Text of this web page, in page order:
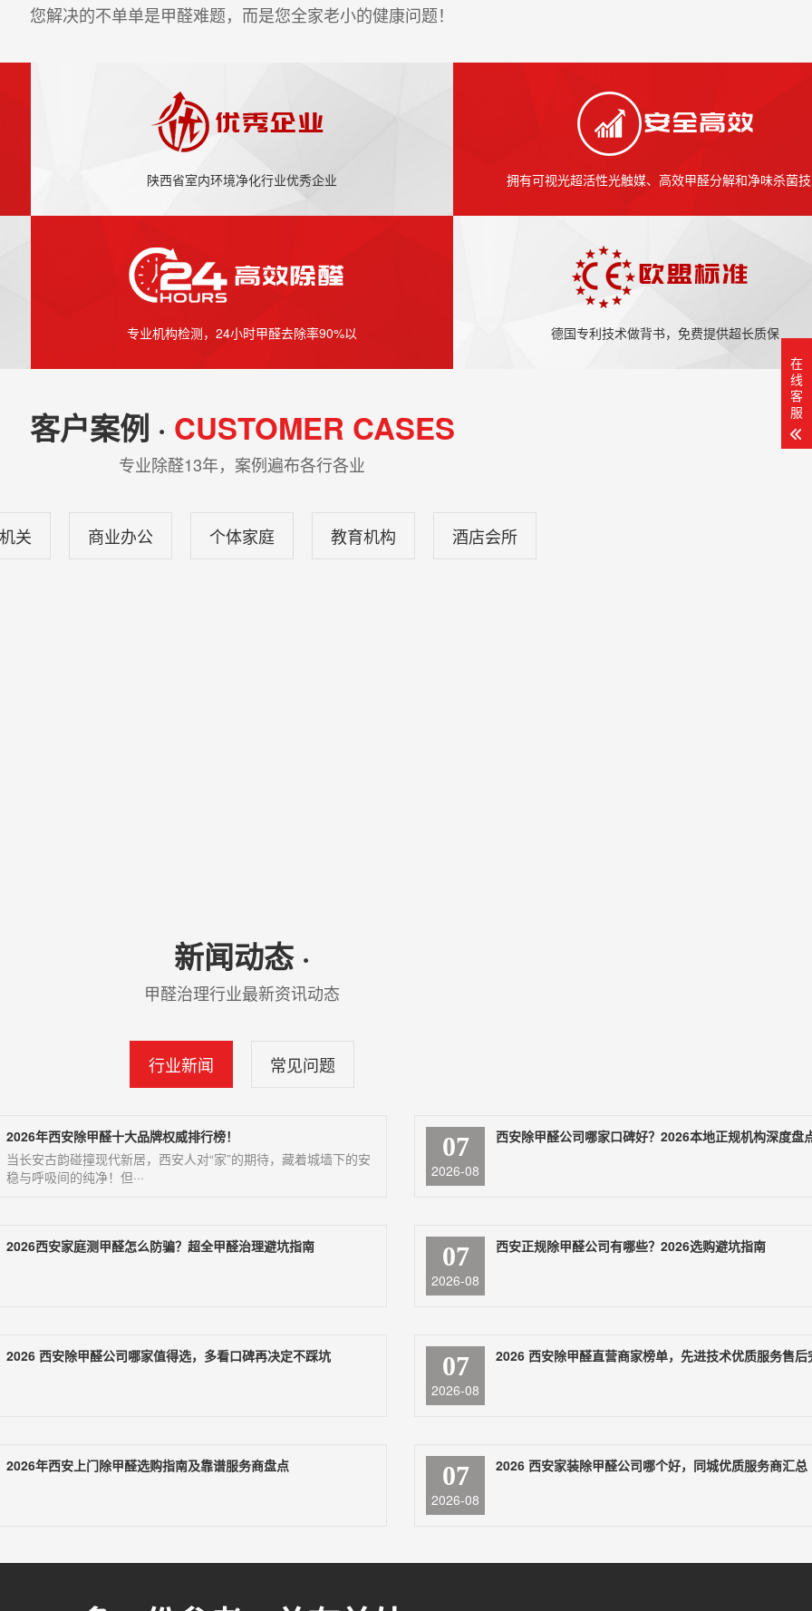
您解决的不单单是甲醛难题，而是您全家老小的健康问题！
陕西省室内环境净化行业优秀企业 拥有可视光超活性光触媒、高效甲醛分解和净味杀菌
专业机构检测，24小时甲醛去除率90%以 德国专利技术做背书，免费提供超长质保
客户案例 · CUSTOMER CASES
专业除醛13年，案例遍布各行各业
关 商业办公 个体家庭 教育机构 酒店会所
新闻动态 ·
甲醛治理行业最新资讯动态
行业新闻 常见问题
2026年西安除甲醛十大品牌权威排行榜！
当长安古韵碰撞现代新居，西安人对“家”的期待，藏着城墙下的安
稳与呼吸间的纯净！但···
07
2026-08
西安除甲醛公司哪家口碑好？2026本地正规机构深度盘
2026西安家庭测甲醛怎么防骗？超全甲醛治理避坑指南 07
2026-08
西安正规除甲醛公司有哪些？2026选购避坑指南
2026 西安除甲醛公司哪家值得选，多看口碑再决定不踩坑 07
2026-08
2026年西安上门除甲醛选购指南及靠谱服务商盘点 07
2026-08
2026 西安家装除甲醛公司哪个好，同城优质服务商汇总
在
线
客
服